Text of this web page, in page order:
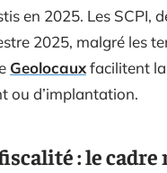
en 2025. Les SCPI,
2025, malgré les
Geolocauxfacilitent
ou d’implantation.
: le